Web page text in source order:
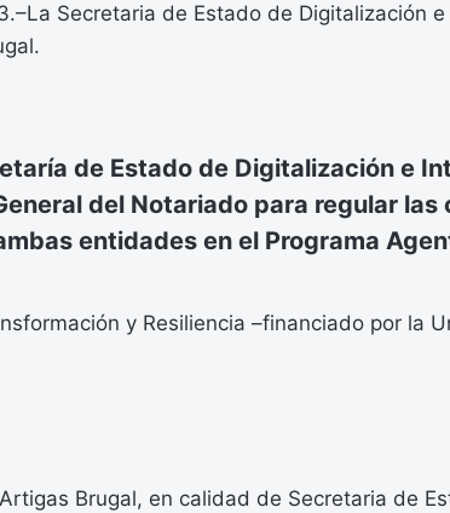
Secretaria de Estado de Digitalización e
de Estado de Digitalización e
del Notariado para regular las
entidades en el Programa
y Resiliencia –financiado por la
Brugal, en calidad de Secretaria de